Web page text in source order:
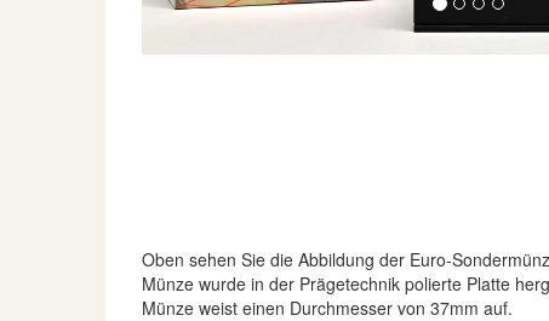
Oben sehen Sie die Abbildung der Euro-
Münze wurde in der Prägetechnik polierte Platte
Münze weist einen Durchmesser von 37mm auf.